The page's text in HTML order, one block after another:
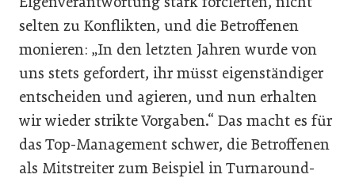
selten zu Konflikten, und die Betroffenen
monieren: „In den letzten Jahren wurde von
uns stets gefordert, ihr müsst eigenständiger
entscheiden und agieren, und nun erhalten
wir wieder strikte Vorgaben.“ Das macht es für
das Top-Management schwer, die Betroffenen
als Mitstreiter zum Beispiel in Turnaround-